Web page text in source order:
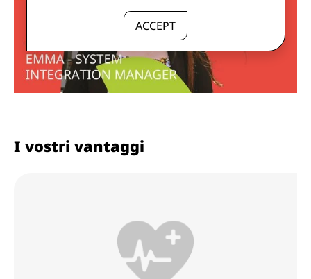
ACCEPT
I vostri vantaggi